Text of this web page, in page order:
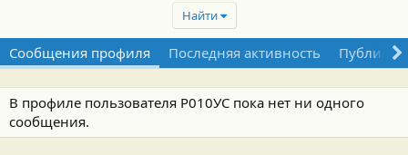
Найти
Сообщения профиля Последняя активность
В профиле пользователя Р010УС пока нет ни одного
сообщения.